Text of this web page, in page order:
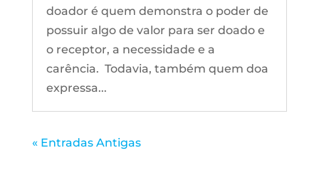
doador é quem demonstra o poder de
possuir algo de valor para ser doado e
o receptor, a necessidade e a
carência. Todavia, também quem doa
expressa...
« Entradas Antigas